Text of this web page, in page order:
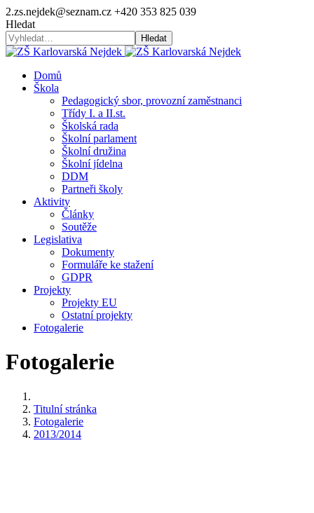
2.zs.nejdek@seznam.cz +420 353 825 039
Hledat
Hledat
Domů
Škola
Pedagogický sbor, provozní zaměstnanci
Třídy I. a II.st.
Školská rada
Školní parlament
Školní družina
Školní jídelna
DDM
Partneři školy
Aktivity
Články
Soutěže
Legislativa
Dokumenty
Formuláře ke stažení
GDPR
Projekty
Projekty EU
Ostatní projekty
Fotogalerie
Fotogalerie
Titulní stránka
Fotogalerie
2013/2014